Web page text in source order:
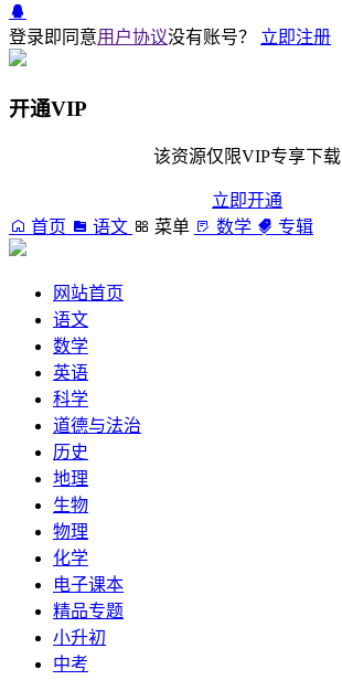
登录即同意用户协议没有账号？ 立即注册
开通VIP
该资源仅限VIP专享下载
立即开通
首页
语文 菜单 数学 专辑
网站首页
语文
数学
英语
科学
道德与法治
历史
地理
生物
物理
化学
电子课本
精品专题
小升初
中考